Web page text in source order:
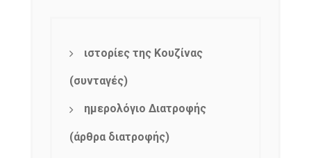
ιστορίες της Κουζίνας
(συνταγές)
ημερολόγιο Διατροφής
(άρθρα διατροφής)